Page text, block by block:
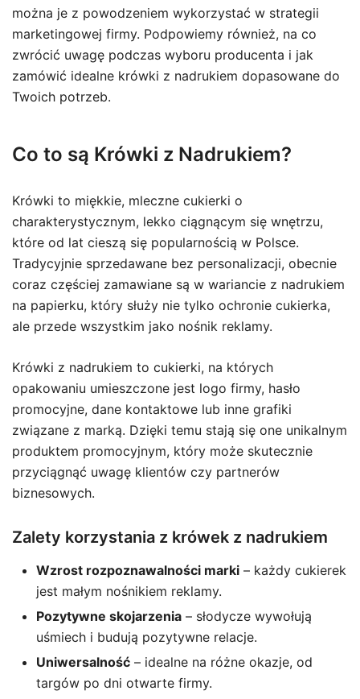
można je z powodzeniem wykorzystać w strategii
marketingowej firmy. Podpowiemy również, na co
zwrócić uwagę podczas wyboru producenta i jak
zamówić idealne krówki z nadrukiem dopasowane do
Twoich potrzeb.
Co to są Krówki z Nadrukiem?
Krówki to miękkie, mleczne cukierki o
charakterystycznym, lekko ciągnącym się wnętrzu,
które od lat cieszą się popularnością w Polsce.
Tradycyjnie sprzedawane bez personalizacji, obecnie
coraz częściej zamawiane są w wariancie z nadrukiem
na papierku, który służy nie tylko ochronie cukierka,
ale przede wszystkim jako nośnik reklamy.
Krówki z nadrukiem to cukierki, na których
opakowaniu umieszczone jest logo firmy, hasło
promocyjne, dane kontaktowe lub inne grafiki
związane z marką. Dzięki temu stają się one unikalnym
produktem promocyjnym, który może skutecznie
przyciągnąć uwagę klientów czy partnerów
biznesowych.
Zalety korzystania z krówek z nadrukiem
Wzrost rozpoznawalności marki – każdy cukierek
jest małym nośnikiem reklamy.
Pozytywne skojarzenia – słodycze wywołują
uśmiech i budują pozytywne relacje.
Uniwersalność – idealne na różne okazje, od
targów po dni otwarte firmy.